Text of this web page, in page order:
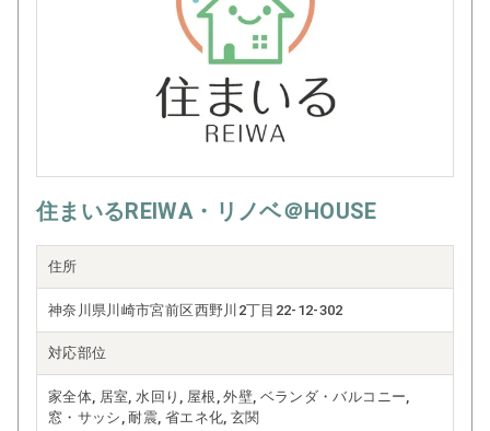
住まいるREIWA・リノベ＠HOUSE
住所
神奈川県川崎市宮前区西野川2丁目22-12-302
対応部位
家全体, 居室, 水回り, 屋根, 外壁, ベランダ・バルコニー,
窓・サッシ, 耐震, 省エネ化, 玄関